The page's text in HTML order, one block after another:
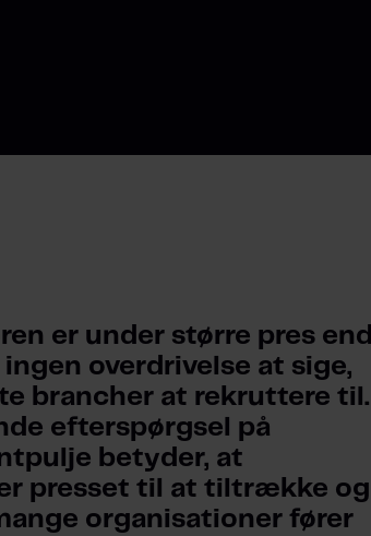
er under større pres end
overdrivelse at sige,
brancher at rekruttere til.
efterspørgsel på
betyder, at
presset til at tiltrække og
organisationer fører